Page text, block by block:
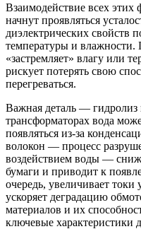
Взаимодействие всех этих
начнут проявляться
диэлектрических свойств
температуры и влажности.
«застремляет» влагу или
рискует потерять свою
перегреваться.
Важная деталь —
трансформаторах вода
появляться из-за
волокон — процесс
воздействием воды —
бумаги и приводит к
очередь, увеличивает токи
ускоряет деградацию
материалов и их
ключевые характеристики